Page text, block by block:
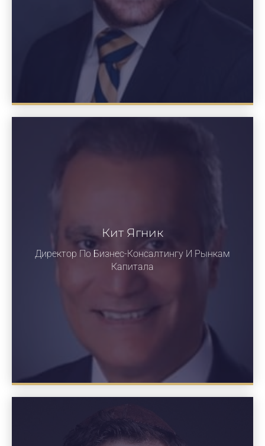
Кит Ягник
Директор По Бизнес-Консалтингу И Рынкам
Капитала